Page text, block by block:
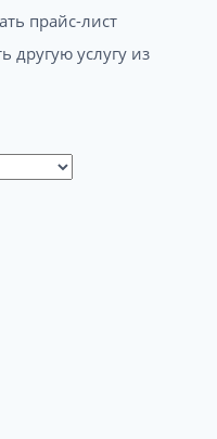
прайс-лист
другую услугу из